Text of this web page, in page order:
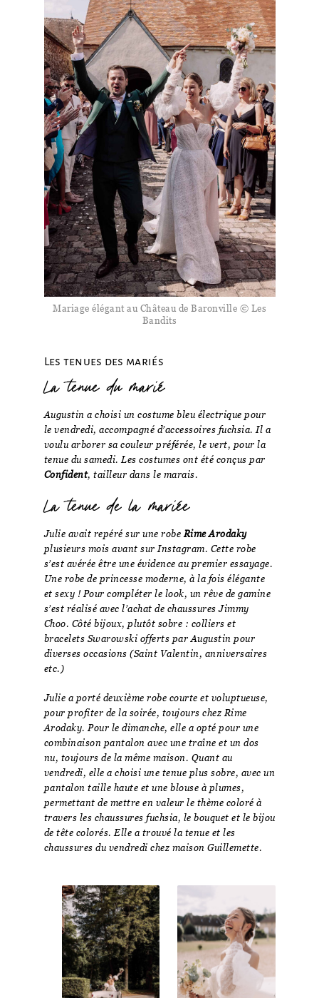
Mariage élégant au Château de Baronville © Les
Bandits
Les tenues des mariés
La tenue du marié
Augustin a choisi un costume bleu électrique pour
le vendredi, accompagné d’accessoires fuchsia. Il a
voulu arborer sa couleur préférée, le vert, pour la
tenue du samedi. Les costumes ont été conçus par
Confident, tailleur dans le marais.
La tenue de la mariée
Julie avait repéré sur une robe Rime Arodaky
plusieurs mois avant sur Instagram. Cette robe
s’est avérée être une évidence au premier essayage.
Une robe de princesse moderne, à la fois élégante
et sexy ! Pour compléter le look, un rêve de gamine
s’est réalisé avec l’achat de chaussures Jimmy
Choo. Côté bijoux, plutôt sobre : colliers et
bracelets Swarowski offerts par Augustin pour
diverses occasions (Saint Valentin, anniversaires
etc.)
Julie a porté deuxième robe courte et voluptueuse,
pour profiter de la soirée, toujours chez Rime
Arodaky. Pour le dimanche, elle a opté pour une
combinaison pantalon avec une traîne et un dos
nu, toujours de la même maison. Quant au
vendredi, elle a choisi une tenue plus sobre, avec un
pantalon taille haute et une blouse à plumes,
permettant de mettre en valeur le thème coloré à
travers les chaussures fuchsia, le bouquet et le bijou
de tête colorés. Elle a trouvé la tenue et les
chaussures du vendredi chez maison Guillemette.